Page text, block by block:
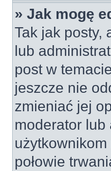
» Jak mogę
Tak jak posty,
lub
post w
jeszcze nie
zmieniać jej
moderator
połowie